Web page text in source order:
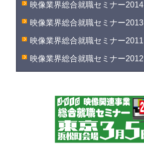
映像業界総合就職セミナー2014
映像業界総合就職セミナー2013
映像業界総合就職セミナー2011
映像業界総合就職セミナー2012